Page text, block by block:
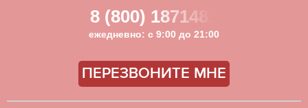
8 (800) 1871481
ежедневно: с 9:00 до 21:00
ПЕРЕЗВОНИТЕ МНЕ